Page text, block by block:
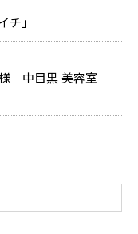
チ」
様 中目黒 美容室